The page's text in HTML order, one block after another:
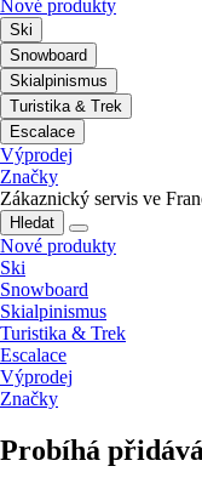
Nové produkty
Ski
Snowboard
Skialpinismus
Turistika & Trek
Escalace
Výprodej
Značky
Zákaznický servis ve
Hledat
Nové produkty
Ski
Snowboard
Skialpinismus
Turistika & Trek
Escalace
Výprodej
Značky
Probíhá